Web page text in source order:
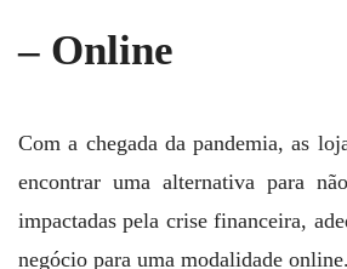
– Online
Com a chegada da pandemia, as
encontrar uma alternativa para
impactadas pela crise financeira,
negócio para uma modalidade online.